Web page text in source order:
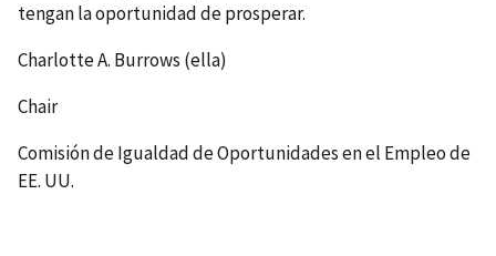
tengan la oportunidad de prosperar.
Charlotte A. Burrows (ella)
Chair
Comisión de Igualdad de Oportunidades en el Empleo de
EE. UU.